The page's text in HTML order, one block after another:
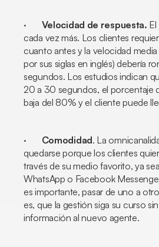
· Velocidad de respuesta.
cada vez más. Los clientes
cuanto antes y la velocidad
por sus siglas en inglés) debería
segundos. Los estudios indican
20 a 30 segundos, el porcentaje
baja del 80% y el cliente puede
· Comodidad. La
quedarse porque los clientes
través de su medio favorito, ya
WhatsApp o Facebook
es importante, pasar de uno a
es, que la gestión siga su curso
información al nuevo agente.